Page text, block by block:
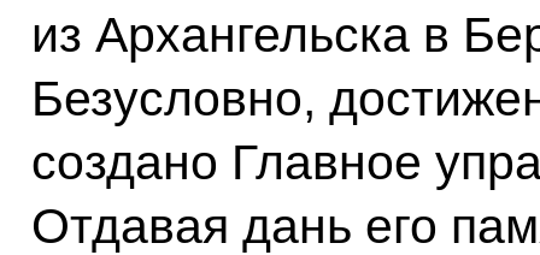
из Архангельска в
Безусловно,
создано Главное
Отдавая дань его